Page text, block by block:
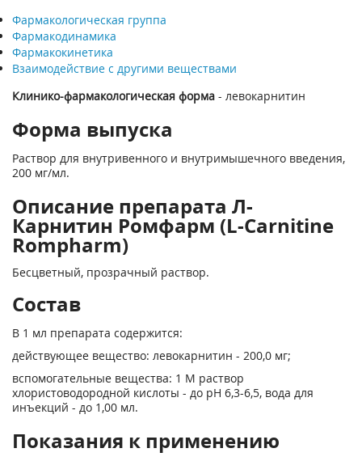
Фармакологическая группа
Фармакодинамика
Фармакокинетика
Взаимодействие с другими веществами
Клинико-фармакологическая форма - левокарнитин
Форма выпуска
Раствор для внутривенного и внутримышечного введения,
200 мг/мл.
Описание препарата Л-
Карнитин Ромфарм (L-Carnitine
Rompharm)
Бесцветный, прозрачный раствор.
Состав
В 1 мл препарата содержится:
действующее вещество: левокарнитин - 200,0 мг;
вспомогательные вещества: 1 М раствор
хлористоводородной кислоты - до pH 6,3-6,5, вода для
инъекций - до 1,00 мл.
Показания к применению